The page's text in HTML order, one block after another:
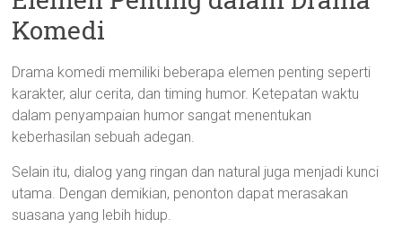
Komedi
Drama komedi memiliki beberapa elemen penting seperti
karakter, alur cerita, dan timing humor. Ketepatan waktu
dalam penyampaian humor sangat menentukan
keberhasilan sebuah adegan.
Selain itu, dialog yang ringan dan natural juga menjadi kunci
utama. Dengan demikian, penonton dapat merasakan
suasana yang lebih hidup.